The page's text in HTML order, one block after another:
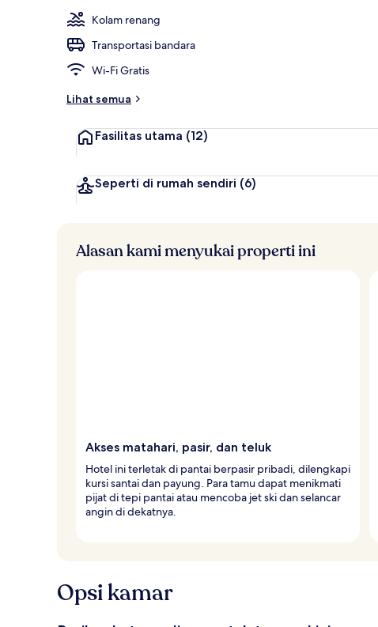
Kolam renang
Transportasi bandara
Wi-Fi Gratis
Lihat semua
Fasilitas utama (12)
Seperti di rumah sendiri (6)
Alasan kami menyukai properti ini
Akses matahari, pasir, dan teluk
Hotel ini terletak di pantai berpasir pribadi, dilengkapi
kursi santai dan payung. Para tamu dapat menikmati
pijat di tepi pantai atau mencoba jet ski dan selancar
angin di dekatnya.
Opsi kamar